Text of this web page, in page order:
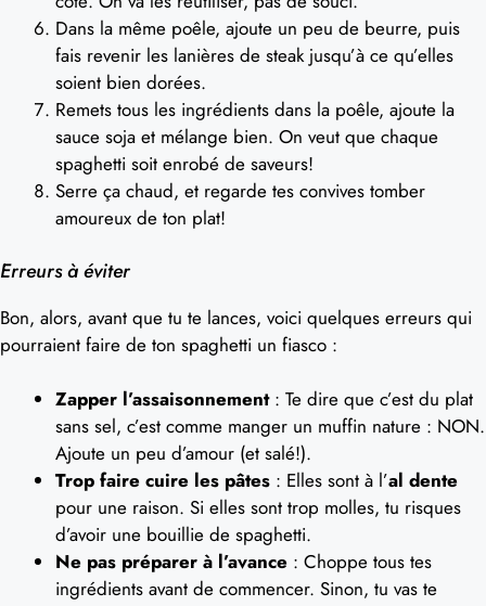
Dans la même poêle, ajoute un peu de beurre, puis
fais revenir les lanières de steak jusqu’à ce qu’elles
soient bien dorées.
Remets tous les ingrédients dans la poêle, ajoute la
sauce soja et mélange bien. On veut que chaque
spaghetti soit enrobé de saveurs!
Serre ça chaud, et regarde tes convives tomber
amoureux de ton plat!
Erreurs à éviter
Bon, alors, avant que tu te lances, voici quelques erreurs qui
pourraient faire de ton spaghetti un fiasco :
Zapper l’assaisonnement: Te dire que c’est du plat
sans sel, c’est comme manger un muffin nature : NON.
Ajoute un peu d’amour (et salé!).
Trop faire cuire les pâtes : Elles sont à l’al dente
pour une raison. Si elles sont trop molles, tu risques
d’avoir une bouillie de spaghetti.
Ne pas préparer à l’avance : Choppe tous tes
ingrédients avant de commencer. Sinon, tu vas te